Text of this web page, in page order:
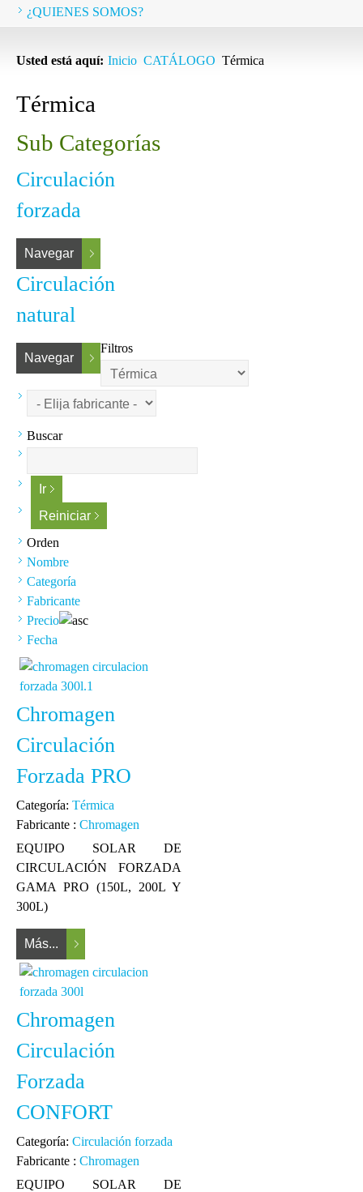
¿QUIENES SOMOS?
Usted está aquí: Inicio CATÁLOGO Térmica
Térmica
Sub Categorías
Circulación
forzada
Navegar
Circulación
natural
Navegar
Filtros
Buscar
Orden
Nombre
Categoría
Fabricante
Precio
Fecha
Chromagen
Circulación
Forzada PRO
Categoría: Térmica
Fabricante : Chromagen
EQUIPO SOLAR DE
CIRCULACIÓN FORZADA
GAMA PRO (150L, 200L Y
300L)
Más...
Chromagen
Circulación
Forzada
CONFORT
Categoría: Circulación forzada
Fabricante : Chromagen
EQUIPO SOLAR DE